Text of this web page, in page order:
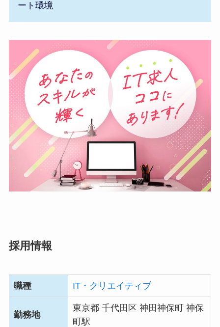
ート環境
採用情報
職種 IT・クリエイティブ
勤務地
東京都 千代田区 神田神保町 神保
町駅